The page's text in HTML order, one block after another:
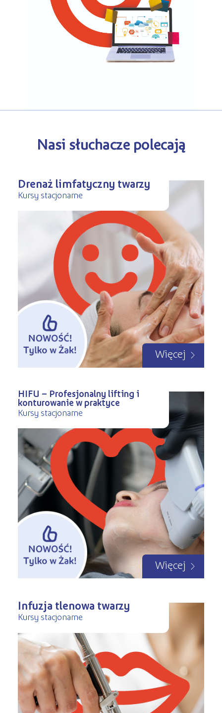
Kursy stacjonarne
Kariera
STREFA SŁUCHACZA
Nasi słuchacze polecają
Drenaż limfatyczny twarzy
Kursy stacjonarne
Więcej
HIFU – Profesjonalny lifting i
konturowanie w praktyce
Kursy stacjonarne
Więcej
Infuzja tlenowa twarzy
Kursy stacjonarne